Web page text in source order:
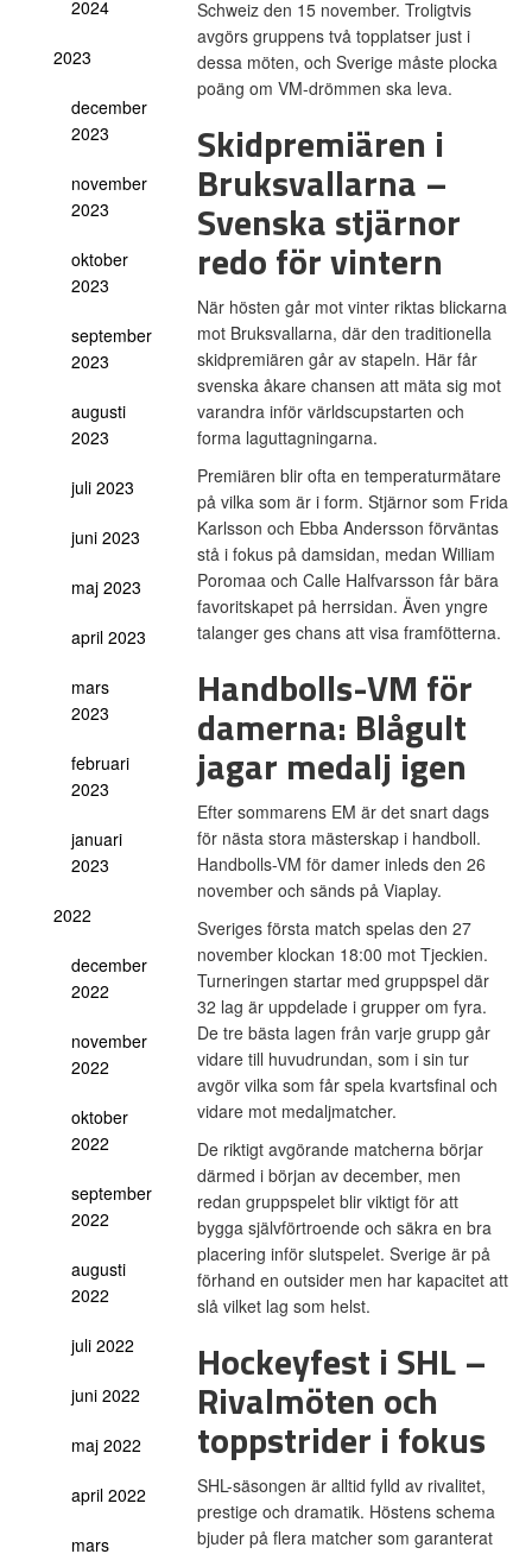
2024
2023
december
2023
november
2023
oktober
2023
september
2023
augusti
2023
juli 2023
juni 2023
maj 2023
april 2023
mars
2023
februari
2023
januari
2023
2022
december
2022
november
2022
oktober
2022
september
2022
augusti
2022
juli 2022
juni 2022
maj 2022
april 2022
mars
Schweiz den 15 november. Troligtvis
avgörs gruppens två topplatser just i
dessa möten, och Sverige måste plocka
poäng om VM-drömmen ska leva.
Skidpremiären i
Bruksvallarna –
Svenska stjärnor
redo för vintern
När hösten går mot vinter riktas blickarna
mot Bruksvallarna, där den traditionella
skidpremiären går av stapeln. Här får
svenska åkare chansen att mäta sig mot
varandra inför världscupstarten och
forma laguttagningarna.
Premiären blir ofta en temperaturmätare
på vilka som är i form. Stjärnor som Frida
Karlsson och Ebba Andersson förväntas
stå i fokus på damsidan, medan William
Poromaa och Calle Halfvarsson får bära
favoritskapet på herrsidan. Även yngre
talanger ges chans att visa framfötterna.
Handbolls-VM för
damerna: Blågult
jagar medalj igen
Efter sommarens EM är det snart dags
för nästa stora mästerskap i handboll.
Handbolls-VM för damer inleds den 26
november och sänds på Viaplay.
Sveriges första match spelas den 27
november klockan 18:00 mot Tjeckien.
Turneringen startar med gruppspel där
32 lag är uppdelade i grupper om fyra.
De tre bästa lagen från varje grupp går
vidare till huvudrundan, som i sin tur
avgör vilka som får spela kvartsfinal och
vidare mot medaljmatcher.
De riktigt avgörande matcherna börjar
därmed i början av december, men
redan gruppspelet blir viktigt för att
bygga självförtroende och säkra en bra
placering inför slutspelet. Sverige är på
förhand en outsider men har kapacitet att
slå vilket lag som helst.
Hockeyfest i SHL –
Rivalmöten och
toppstrider i fokus
SHL-säsongen är alltid fylld av rivalitet,
prestige och dramatik. Höstens schema
bjuder på flera matcher som garanterat